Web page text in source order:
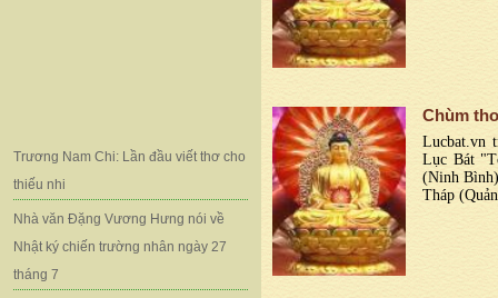
Trương Nam Chi: Lần đầu viết thơ cho
thiếu nhi
Nhà văn Đặng Vương Hưng nói về
Nhật ký chiến trường nhân ngày 27
tháng 7
Chùm
Lucbat.vn
Lục Bát
(Ninh
Tháp